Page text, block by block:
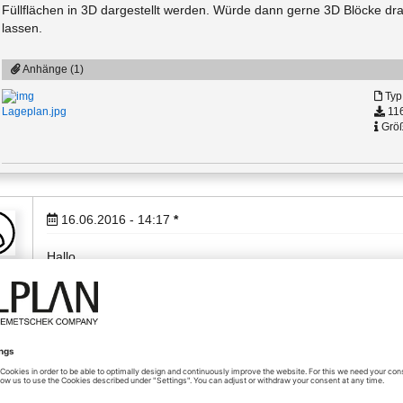
Füllflächen in 3D dargestellt werden. Würde dann gerne 3D Blöcke
lassen.
Anhänge (1)
Lageplan.jpg
16.06.2016 - 14:17 *
Hallo,
siehe Bild. Allerdings wird es nur in Isometrie im "Draht"-
Freundliche Grüße